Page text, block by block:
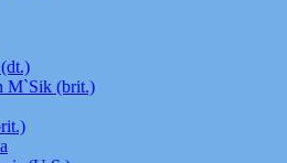
M`Sik (brit.)